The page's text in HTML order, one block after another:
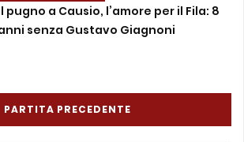
pugno a Causio, l’amore per il Fila: 8
senza Gustavo Giagnoni
PARTITA PRECEDENTE